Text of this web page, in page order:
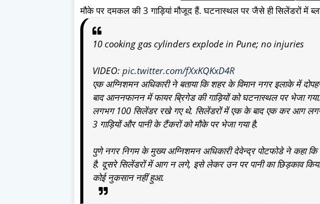
मौके पर दमकल की 3 गाड़ियां मौजूद हैं. घटनास्थल पर जैसे ही सिलेंडरों में
10 cooking gas cylinders explode in Pune; no injuries
VIDEO: pic.twitter.com/fXxKQKxD4R
एक अग्निशमन अधिकारी ने बताया कि शहर के विमान नगर इलाके में
बाद आननफानन में फायर ब्रिगेड की गाड़ियों को घटनास्थल पर भेजा
लगभग 100 सिलेंडर रखे गए थे. सिलेंडरों में एक के बाद एक कर आग
3 गाड़ियों और पानी के टैंकरों को मौके पर भेजा गया है.
पुणे नगर निगम के मुख्य अग्निशमन अधिकारी देवेन्द्र पोटफोडे ने कहा कि
है. दूसरे सिलेंडरों में आग न लगे, इसे लेकर उन पर पानी का छिड़काव किया
कोई नुकसान नहीं हुआ.